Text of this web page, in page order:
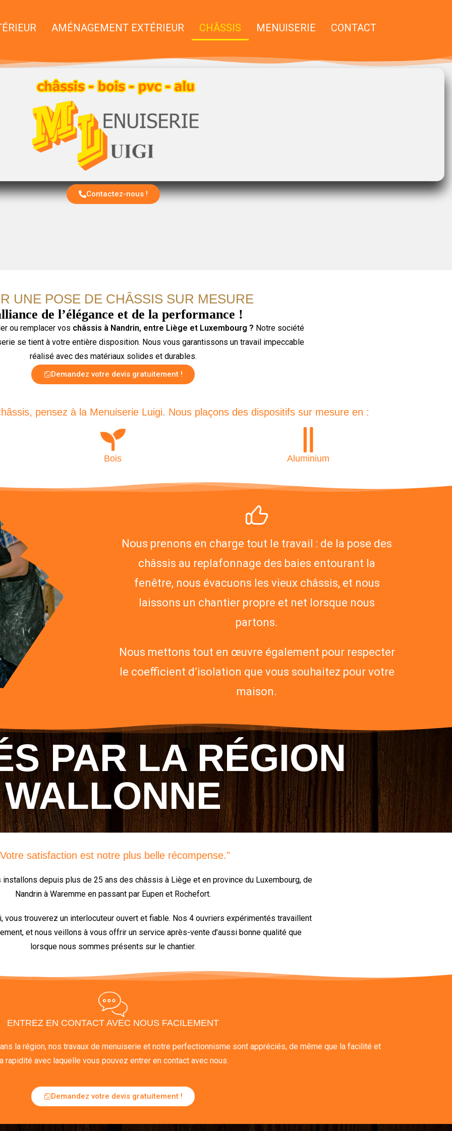
AMÉNAGEMENT EXTÉRIEUR CHÂSSIS MENUISERIE CONTACT
Contactez-nous !
UNE POSE DE CHÂSSIS SUR MESURE
de l’élégance et de la performance !
ou remplacer vos châssis à Nandrin, entre Liège et Luxembourg ? Notre société
se tient à votre entière disposition. Nous vous garantissons un travail impeccable
réalisé avec des matériaux solides et durables.
Demandez votre devis gratuitement !
pensez à la Menuiserie Luigi. Nous plaçons des dispositifs sur mesure en :
Bois Aluminium
Nous prenons en charge tout le travail : de la pose des
châssis au replafonnage des baies entourant la
fenêtre, nous évacuons les vieux châssis, et nous
laissons un chantier propre et net lorsque nous
partons.
Nous mettons tout en œuvre également pour respecter
le coefficient d’isolation que vous souhaitez pour votre
maison.
PAR LA RÉGION
WALLONNE
satisfaction est notre plus belle récompense."
installons depuis plus de 25 ans des châssis à Liège et en province du Luxembourg, de
Nandrin à Waremme en passant par Eupen et Rochefort.
vous trouverez un interlocuteur ouvert et fiable. Nos 4 ouvriers expérimentés travaillent
et nous veillons à vous offrir un service après-vente d’aussi bonne qualité que
lorsque nous sommes présents sur le chantier.
ENTREZ EN CONTACT AVEC NOUS FACILEMENT
la région, nos travaux de menuiserie et notre perfectionnisme sont appréciés, de même que la facilité et
rapidité avec laquelle vous pouvez entrer en contact avec nous.
Demandez votre devis gratuitement !